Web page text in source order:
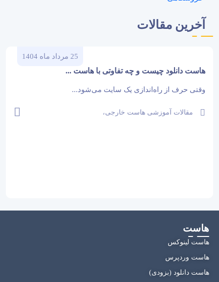
آخرین مقالات
25 مرداد ماه 1404
هاست دانلود چیست و چه تفاوتی با هاست ...
وقتی حرف از راه‌اندازی یک سایت می‌شود...
مقالات آموزشی هاست خارجی،
هاست
هاست لینوکس
هاست وردپرس
هاست دانلود (بزودی)